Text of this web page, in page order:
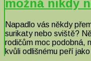
možná nikdy
Napadlo vás někdy
surikaty nebo sviště?
rodičům moc podobná,
kvůli odlišnému peří